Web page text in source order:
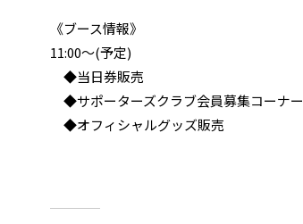
《ブース情報》
11:00〜(予定)
◆当日券販売
◆サポーターズクラブ会員募集コーナー
◆オフィシャルグッズ販売